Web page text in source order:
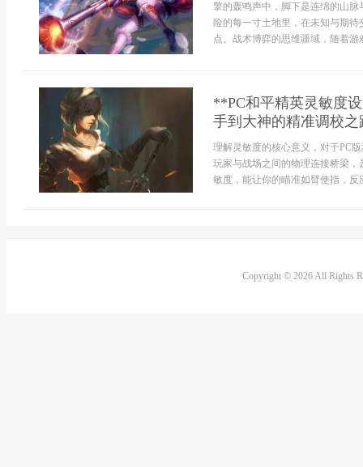
擎的轰鸣声中，脚下是连绵的山
险的每一寸土地里，在未知与期
点。战术博弈的思维疆域，随着
**PC和平精英灵敏度
手到大神的精准调校
理解灵敏度的核心意义，对于PC
玩家与战场之间的物理连接桥梁
敏度，能让你的瞄准如臂使指，反
Copyright © 2026 All Rights